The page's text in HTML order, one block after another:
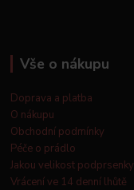
Vše o nákupu
Doprava a platba
O nákupu
Obchodní podmínky
Péče o prádlo
Jakou velikost podprsenky
Vrácení ve 14 denní lhůtě